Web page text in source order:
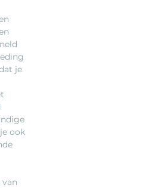
je
ook
van